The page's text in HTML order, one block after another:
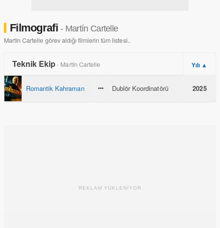
Filmografi- Martín Cartelle
Martín Cartelle görev aldığı filmlerin tüm listesi..
Teknik Ekip- Martín Cartelle Yılı ▲
Romantik Kahraman Dublör Koordinatörü 2025
REKLAM YÜKLENİYOR